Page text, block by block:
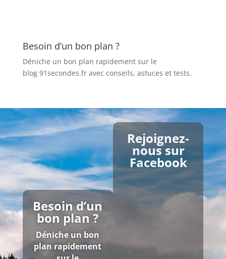
Besoin d’un bon plan ?
Déniche un bon plan rapidement sur le
blog 91secondes.fravec conseils, astuces et tests.
Besoin d’un
bon plan ?
Déniche un bon
plan rapidement
Rejoignez-
nous sur
Facebook